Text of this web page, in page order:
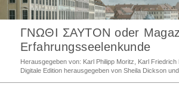
ΓΝΩΘΙ ΣΑΥΤΟΝ oder
Erfahrungsseelenkunde
Herausgegeben von: Karl Philipp Moritz, Karl
Digitale Edition herausgegeben von Sheila Dickson